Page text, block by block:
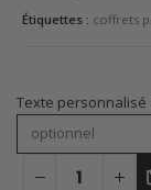
Étiquettes : coffrets
Texte personnalisé